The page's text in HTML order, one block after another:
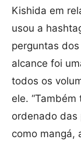
Kishida em
usou a
perguntas
alcance foi
todos os
ele.
ordenado das
como mangá,